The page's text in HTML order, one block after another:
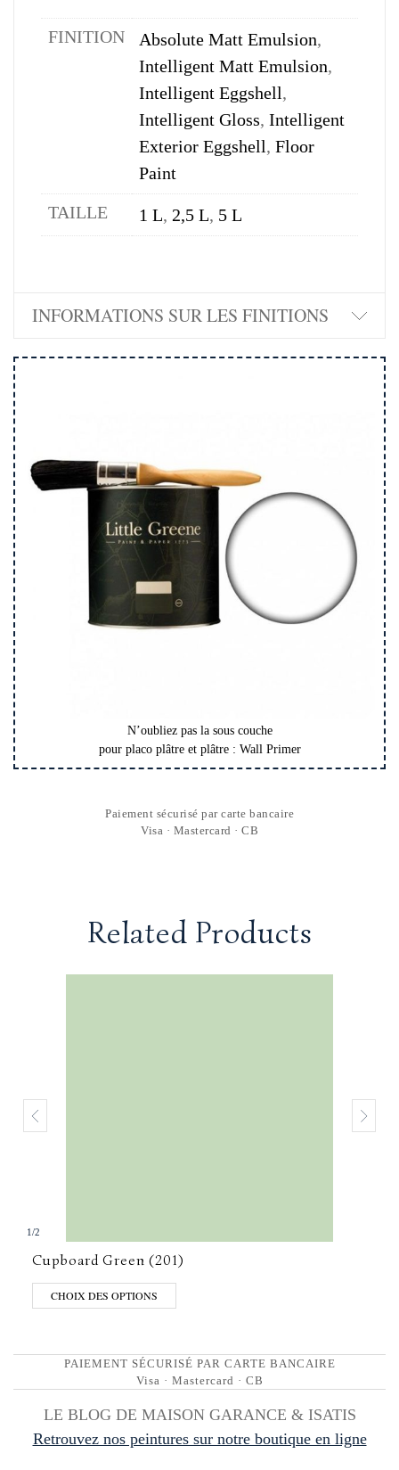
FINITION Absolute Matt Emulsion,
Intelligent Matt Emulsion,
Intelligent Eggshell,
Intelligent Gloss, Intelligent
Exterior Eggshell, Floor
Paint
TAILLE
1 L, 2,5 L, 5 L
INFORMATIONS SUR LES FINITIONS
N’oubliez pas la sous couche
pour placo plâtre et plâtre : Wall Primer
Paiement sécurisé par carte bancaire
Visa · Mastercard · CB
Related Products
1/2
Cupboard Green (201)
CHOIX DES OPTIONS
PAIEMENT SÉCURISÉ PAR CARTE BANCAIRE
Visa · Mastercard · CB
LE BLOG DE MAISON GARANCE & ISATIS
Retrouvez nos peintures sur notre boutique en ligne